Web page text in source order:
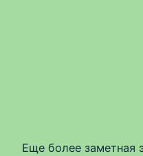
Еще более заметная